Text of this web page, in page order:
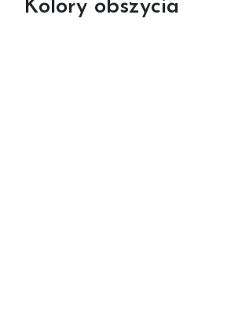
Kolory obszycia